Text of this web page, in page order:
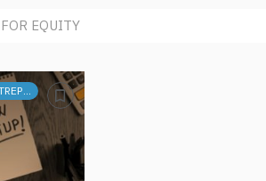
EQUITY
STARTUP & ENTREPRENEURSHIP